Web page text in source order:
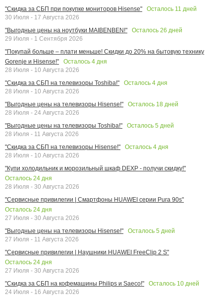
"Скидка за СБП при покупке мониторов Hisense"
Осталось 11 дней
30 Июля - 17 Августа 2026
"Выгодные цены на ноутбуки MAIBENBEN!"
Осталось 26 дней
29 Июля - 1 Сентября 2026
"Покупай больше – плати меньше! Скидки до 20% на бытовую технику
Gorenje и Hisense!"
Осталось 4 дня
28 Июля - 10 Августа 2026
"Скидка за СБП на телевизоры Toshiba!"
Осталось 4 дня
28 Июля - 10 Августа 2026
"Выгодные цены на телевизоры Hisense!"
Осталось 18 дней
28 Июля - 24 Августа 2026
"Выгодные цены на телевизоры Toshiba!"
Осталось 5 дней
28 Июля - 11 Августа 2026
"Скидка за СБП на телевизоры Hisense!"
Осталось 4 дня
28 Июля - 10 Августа 2026
"Купи холодильник и морозильный шкаф DEXP - получи скидку!"
Осталось 24 дня
28 Июля - 30 Августа 2026
"Сервисные привилегии | Смартфоны HUAWEI серии Pura 90s"
Осталось 24 дня
27 Июля - 30 Августа 2026
"Выгодные цены на телевизоры Hisense!"
Осталось 5 дней
27 Июля - 11 Августа 2026
"Сервисные привилегии | Наушники HUAWEI FreeClip 2 S"
Осталось 24 дня
27 Июля - 30 Августа 2026
"Скидка за СБП на кофемашины Philips и Saeco!"
Осталось 10 дней
24 Июля - 16 Августа 2026